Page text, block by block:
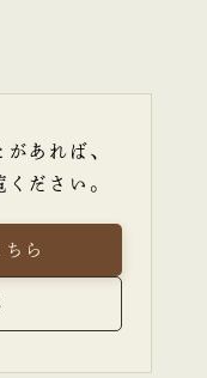
あれば、
ださい。
ら